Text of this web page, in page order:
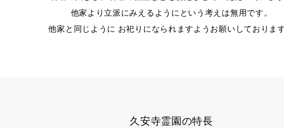
他家より立派にみえるようにという考えは無用です。
他家と同じように お祀りになられますようお願いしております
久安寺霊園の特長